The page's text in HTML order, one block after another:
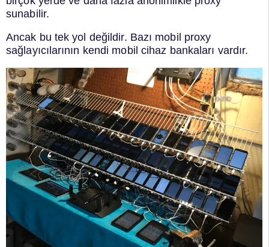
sunabilir.
Ancak bu tek yol değildir. Bazı mobil proxy
sağlayıcılarının kendi mobil cihaz bankaları vardır.